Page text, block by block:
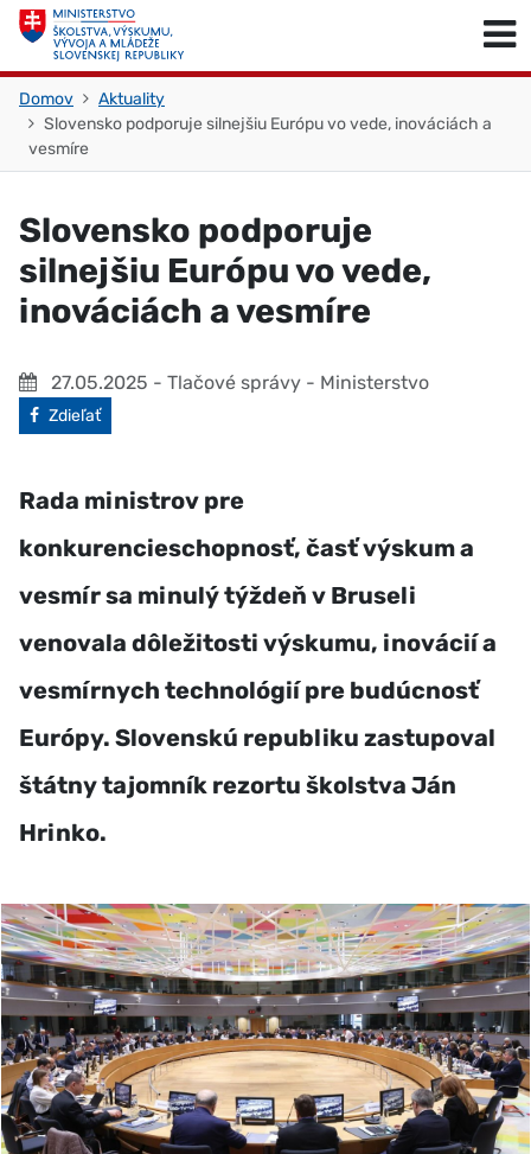
Skočiť na obsah
Domov
Aktuality
Slovensko podporuje silnejšiu Európu vo vede, inováciách a
vesmíre
Slovensko podporuje
silnejšiu Európu vo vede,
inováciách a vesmíre
27.05.2025 - Tlačové správy - Ministerstvo
Facebook
Zdieľať
Rada ministrov pre
konkurencieschopnosť, časť výskum a
vesmír sa minulý týždeň v Bruseli
venovala dôležitosti výskumu, inovácií a
vesmírnych technológií pre budúcnosť
Európy. Slovenskú republiku zastupoval
štátny tajomník rezortu školstva Ján
Hrinko.
Skočiť na začiatok stránky